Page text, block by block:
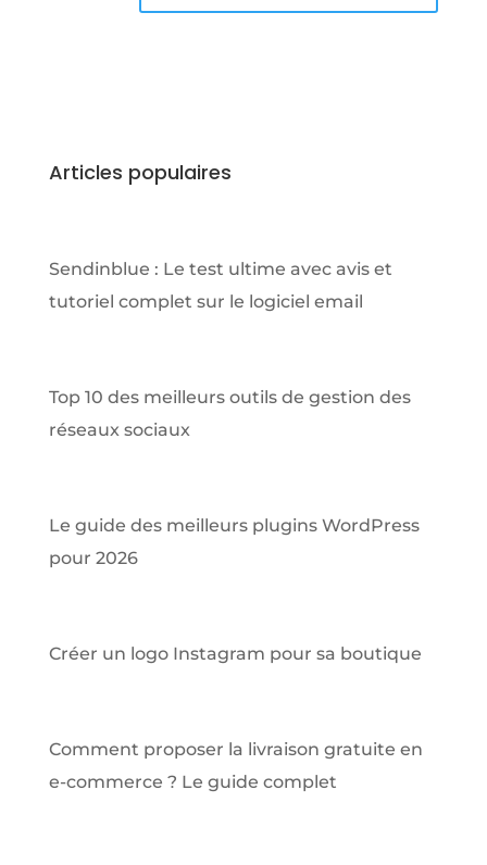
Articles populaires
Sendinblue : Le test ultime avec avis et
tutoriel complet sur le logiciel email
Top 10 des meilleurs outils de gestion des
réseaux sociaux
Le guide des meilleurs plugins WordPress
pour 2026
Créer un logo Instagram pour sa boutique
Comment proposer la livraison gratuite en
e-commerce ? Le guide complet